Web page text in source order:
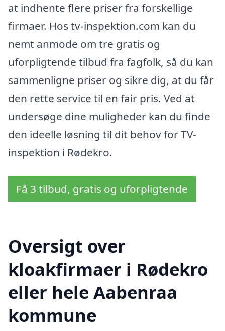
at indhente flere priser fra forskellige
firmaer. Hos tv-inspektion.com kan du
nemt anmode om tre gratis og
uforpligtende tilbud fra fagfolk, så du kan
sammenligne priser og sikre dig, at du får
den rette service til en fair pris. Ved at
undersøge dine muligheder kan du finde
den ideelle løsning til dit behov for TV-
inspektion i Rødekro.
Få 3 tilbud, gratis og uforpligtende
Oversigt over
kloakfirmaer i Rødekro
eller hele Aabenraa
kommune